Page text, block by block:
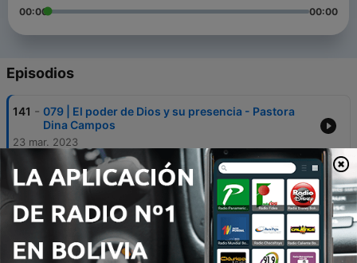
00:00 00:00
Episodios
141 - 079 | El poder de Dios y su presencia - Pastora
Dina Campos
23 mar. 2023
140 - 078 | No es en tus fuerzas - Pastor Isaac Delgado
22 mar. 2023
139 -
077 | El gesto de amor mas grande - Velia
09 mar. 2023